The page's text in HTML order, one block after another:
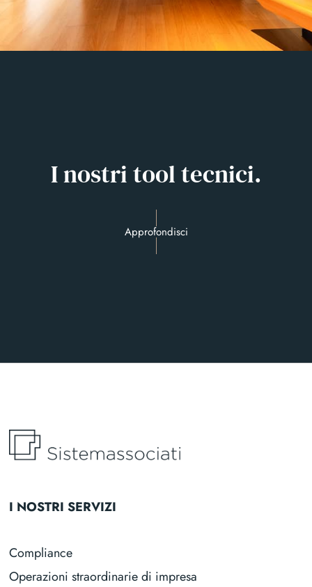
I nostri tool tecnici.
Approfondisci
I NOSTRI SERVIZI
Compliance
Operazioni straordinarie di impresa